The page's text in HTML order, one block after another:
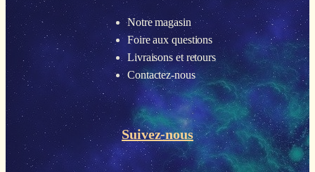
Notre magasin
Foire aux questions
Livraisons et retours
Contactez-nous
Suivez-nous